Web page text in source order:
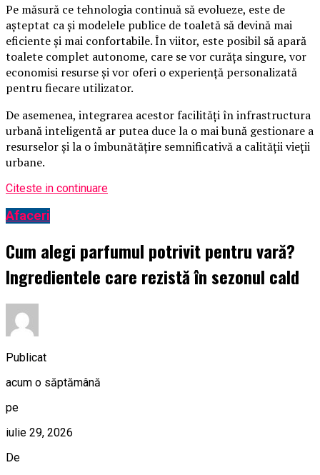
Pe măsură ce tehnologia continuă să evolueze, este de
așteptat ca și modelele publice de toaletă să devină mai
eficiente și mai confortabile. În viitor, este posibil să apară
toalete complet autonome, care se vor curăța singure, vor
economisi resurse și vor oferi o experiență personalizată
pentru fiecare utilizator.
De asemenea, integrarea acestor facilități în infrastructura
urbană inteligentă ar putea duce la o mai bună gestionare a
resurselor și la o îmbunătățire semnificativă a calității vieții
urbane.
Citeste in continuare
Afaceri
Cum alegi parfumul potrivit pentru vară?
Ingredientele care rezistă în sezonul cald
Publicat
acum o săptămână
pe
iulie 29, 2026
De